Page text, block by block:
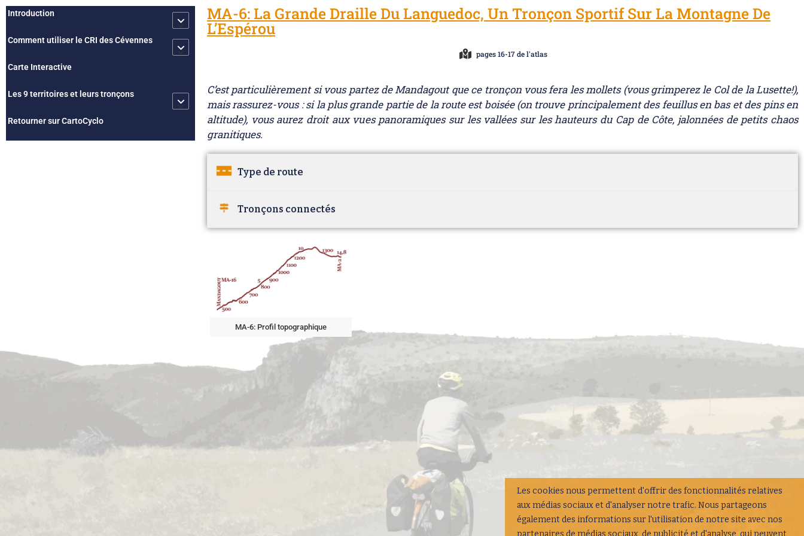
Introduction
Comment utiliser le CRI des Cévennes
Carte Interactive
Les 9 territoires et leurs tronçons
Retourner sur CartoCyclo
MA-6: La Grande Draille Du Languedoc, Un Tronçon Sportif Sur La Montagne De
L’Espérou
pages 16-17 de l'atlas
C’est particulièrement si vous partez de Mandagout que ce tronçon vous fera les mollets (vous grimperez le Col de la Lusette!),
mais rassurez-vous : si la plus grande partie de la route est boisée (on trouve principalement des feuillus en bas et des pins en
altitude), vous aurez droit aux vues panoramiques sur les vallées sur les hauteurs du Cap de Côte, jalonnées de petits chaos
granitiques.
Type de route
Tronçons connectés
MA-6: Profil topographique
Les cookies nous permettent d'offrir des fonctionnalités relatives
aux médias sociaux et d'analyser notre trafic. Nous partageons
également des informations sur l'utilisation de notre site avec nos
partenaires de médias sociaux, de publicité et d'analyse, qui peuvent